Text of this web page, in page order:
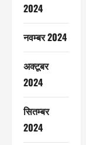
2024
नवम्बर 2024
अक्टूबर
2024
सितम्बर
2024